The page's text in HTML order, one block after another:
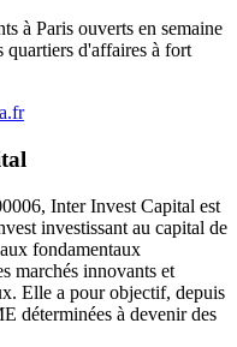
à Paris ouverts en semaine
quartiers d'affaires à fort
Inter Invest Capital est
investissant au capital de
fondamentaux
marchés innovants et
Elle a pour objectif, depuis
déterminées à devenir des